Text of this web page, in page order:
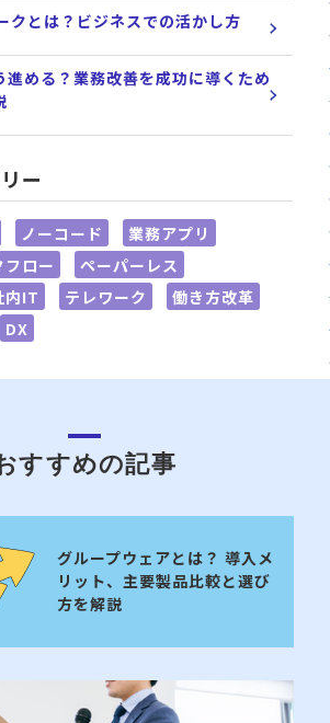
クとは？ビジネスでの活かし方
進める？業務改善を成功に導くため
ー
ノーコード
業務アプリ
フロー
ペーパーレス
内IT テレワーク
働き方改革
DX
すすめの記事
グループウェアとは？ 導入メ
リット、主要製品比較と選び
方を解説